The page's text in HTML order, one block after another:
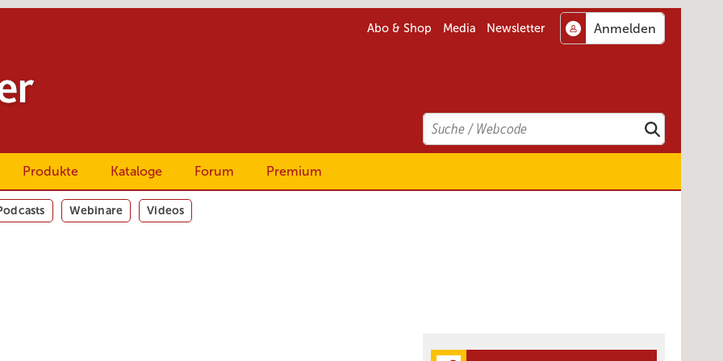
Abo & Shop Media Newsletter
Search
Suchen
Produkte Kataloge Forum Premium
Webinare Videos